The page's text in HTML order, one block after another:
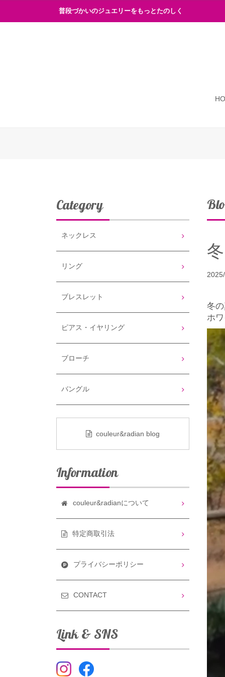
普段づかいのジュエリーをもっとたのしく
冬
ホ
Category
ネックレス
リング
ブレスレット
ピアス・イヤリング
ブローチ
バングル
couleur&radian blog
Information
couleur&radianについて
特定商取引法
プライバシーポリシー
CONTACT
Link & SNS